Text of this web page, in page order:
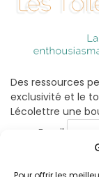
Des ressources
exclusivité et le
Lécolettre une
Email